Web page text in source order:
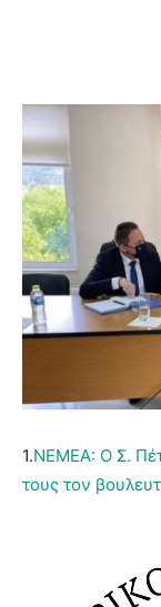
1.ΝΕΜΕΑ: Ο Σ.
τους τον